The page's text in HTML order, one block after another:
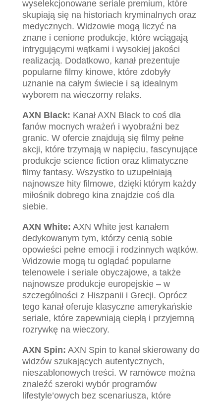
wyselekcjonowane seriale premium, które
skupiają się na historiach kryminalnych oraz
medycznych. Widzowie mogą liczyć na
znane i cenione produkcje, które wciągają
intrygującymi wątkami i wysokiej jakości
realizacją. Dodatkowo, kanał prezentuje
popularne filmy kinowe, które zdobyły
uznanie na całym świecie i są idealnym
wyborem na wieczorny relaks.
AXN Black: Kanał AXN Black to coś dla
fanów mocnych wrażeń i wyobraźni bez
granic. W ofercie znajdują się filmy pełne
akcji, które trzymają w napięciu, fascynujące
produkcje science fiction oraz klimatyczne
filmy fantasy. Wszystko to uzupełniają
najnowsze hity filmowe, dzięki którym każdy
miłośnik dobrego kina znajdzie coś dla
siebie.
AXN White: AXN White jest kanałem
dedykowanym tym, którzy cenią sobie
opowieści pełne emocji i rodzinnych wątków.
Widzowie mogą tu oglądać popularne
telenowele i seriale obyczajowe, a także
najnowsze produkcje europejskie – w
szczególności z Hiszpanii i Grecji. Oprócz
tego kanał oferuje klasyczne amerykańskie
seriale, które zapewniają ciepłą i przyjemną
rozrywkę na wieczory.
AXN Spin: AXN Spin to kanał skierowany do
widzów szukających autentycznych,
nieszablonowych treści. W ramówce można
znaleźć szeroki wybór programów
lifestyle’owych bez scenariusza, które